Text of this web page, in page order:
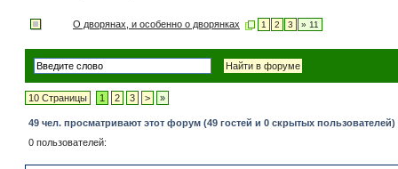
О дворянах, и особенно о дворянках 1 2 3 » 11
10 Страницы 1 2 3 > »
49 чел. просматривают этот форум (49 гостей и 0 скрытых пользователей)
0 пользователей: